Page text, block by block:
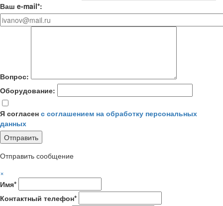
Ваш e-mail*:
Вопрос:
Оборудование:
Я согласен с соглашением на обработку персональных
данных
Отправить сообщение
×
Имя*
Контактный телефон*